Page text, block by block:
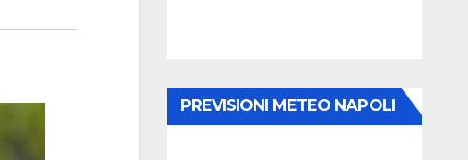
PREVISIONI METEO NAPOLI